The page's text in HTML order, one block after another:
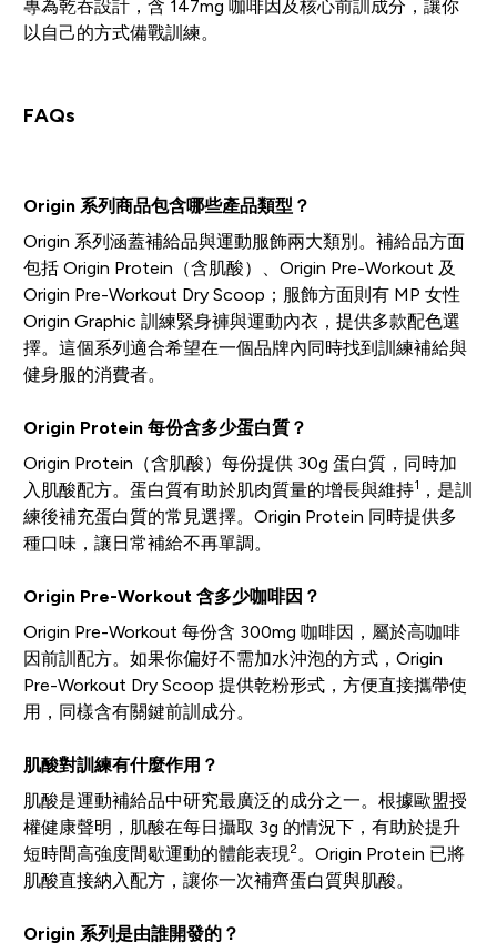
專為乾吞設計，含 147mg 咖啡因及核心前訓成分，讓你
以自己的方式備戰訓練。
FAQs
Origin 系列商品包含哪些產品類型？
Origin 系列涵蓋補給品與運動服飾兩大類別。補給品方面
包括 Origin Protein（含肌酸）、Origin Pre-Workout 及
Origin Pre-Workout Dry Scoop；服飾方面則有 MP 女性
Origin Graphic 訓練緊身褲與運動內衣，提供多款配色選
擇。這個系列適合希望在一個品牌內同時找到訓練補給與
健身服的消費者。
Origin Protein 每份含多少蛋白質？
Origin Protein（含肌酸）每份提供 30g 蛋白質，同時加
入肌酸配方。蛋白質有助於肌肉質量的增長與維持1 ，是訓
練後補充蛋白質的常見選擇。Origin Protein 同時提供多
種口味，讓日常補給不再單調。
Origin Pre-Workout 含多少咖啡因？
Origin Pre-Workout 每份含 300mg 咖啡因，屬於高咖啡
因前訓配方。如果你偏好不需加水沖泡的方式，Origin
Pre-Workout Dry Scoop 提供乾粉形式，方便直接攜帶使
用，同樣含有關鍵前訓成分。
肌酸對訓練有什麼作用？
肌酸是運動補給品中研究最廣泛的成分之一。根據歐盟授
權健康聲明，肌酸在每日攝取 3g 的情況下，有助於提升
短時間高強度間歇運動的體能表現2。Origin Protein 已將
肌酸直接納入配方，讓你一次補齊蛋白質與肌酸。
Origin 系列是由誰開發的？